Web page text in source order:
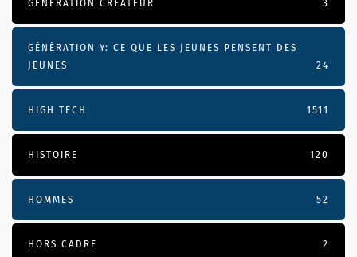
GÉNÉRATION CRÉATEUR 3
GÉNÉRATION Y: CE QUE LES JEUNES PENSENT DES
JEUNES
24
HIGH TECH 1511
HISTOIRE 120
HOMMES 52
HORS CADRE 2